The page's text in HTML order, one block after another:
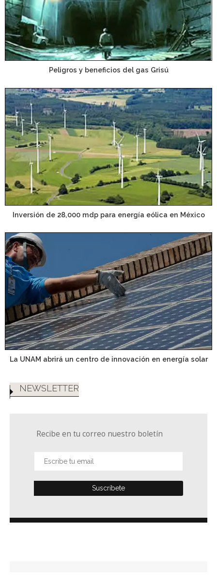
Peligros y beneficios del gas Grisú
Inversión de 28,000 mdp para energía eólica en México
La UNAM abrirá un centro de innovación en energía solar
NEWSLETTER
Recibe en tu correo nuestro boletín